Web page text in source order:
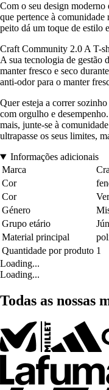
Com o seu design moderno
que pertence à
peito dá um toque de estilo
Craft Community 2.0 A T-
A sua tecnologia de gestão
manter fresco e seco
anti-odor para o manter
Quer esteja a correr
com orgulho e
mais, junte-se à
ultrapasse os seus limites,
Informações adicionais
Marca
Cor
Cor
Género
Grupo etário
Material principal
Quantidade por produto 1
Loading...
Loading...
Todas as nossas